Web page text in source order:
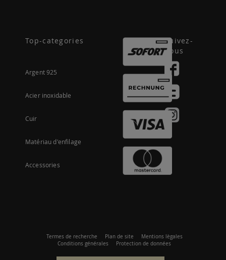
Top-categories
Argent 925
Acier inoxidable
Cuir
Matériau d'enfilage
Accessories
Suivez-
nous
Termes de recherche Plan de site
Mentions lègales
Conditions générales
Protection de données